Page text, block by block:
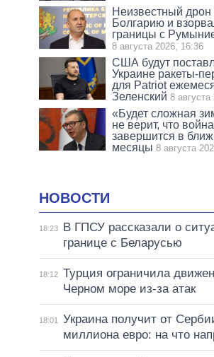
Неизвестный дрон
Болгарию и
границы с
8 августа 2026, 16:36
США будут
Украине ракеты-
для Patriot
Зеленский 8
«Будет сложная
не верит, что
завершится в
месяцы 8 августа
НОВОСТИ
18:23
В ГПСУ рассказали о
границе с Беларусью
18:12 Турция ограничила
Черном море из-за атак
18:01
Украина получит от
миллиона евро: на что